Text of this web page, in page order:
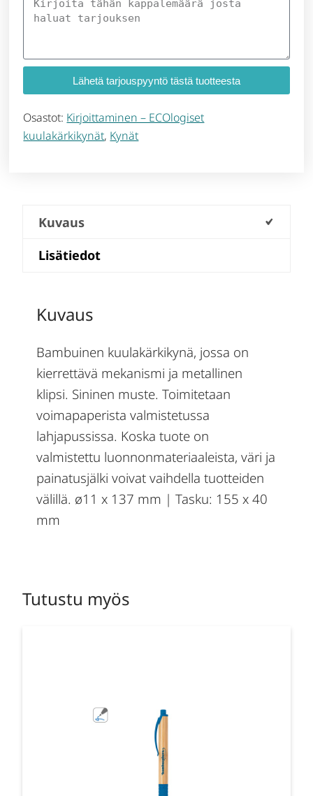
Lähetä tarjouspyyntö tästä tuotteesta
Osastot: Kirjoittaminen – ECOlogiset
kuulakärkikynät, Kynät
Kuvaus
Lisätiedot
Kuvaus
Bambuinen kuulakärkikynä, jossa on
kierrettävä mekanismi ja metallinen
klipsi. Sininen muste. Toimitetaan
voimapaperista valmistetussa
lahjapussissa. Koska tuote on
valmistettu luonnonmateriaaleista, väri ja
painatusjälki voivat vaihdella tuotteiden
välillä. ø11 x 137 mm | Tasku: 155 x 40
mm
Tutustu myös